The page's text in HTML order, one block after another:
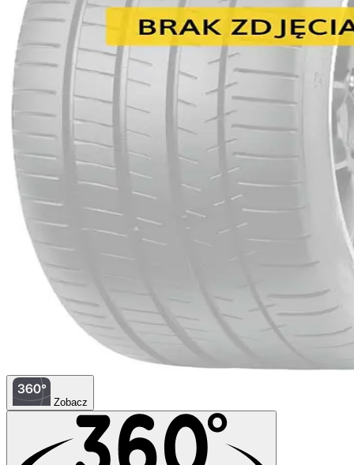
Zobacz